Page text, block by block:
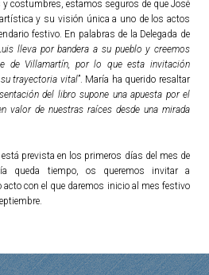
costumbres, estamos seguros de que José
y su visión única a uno de los actos
festivo. En palabras de la Delegada de
lleva por bandera a su pueblo y creemos
de Villamartín, por lo que esta invitación
trayectoria vital”. María ha querido resaltar
del libro supone una apuesta por el
valor de nuestras raíces desde una mirada
prevista en los primeros días del mes de
queda tiempo, os queremos invitar a
con el que daremos inicio al mes festivo